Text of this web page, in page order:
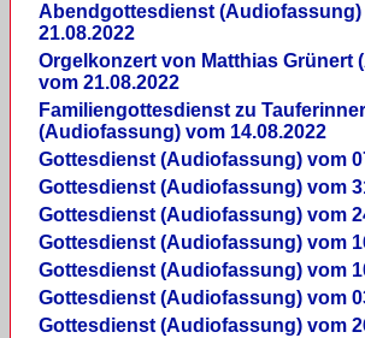
Abendgottesdienst (Audiofassung)
21.08.2022
Orgelkonzert von Matthias Grünert
vom 21.08.2022
Familiengottesdienst zu
(Audiofassung) vom 14.08.2022
Gottesdienst (Audiofassung) vom
Gottesdienst (Audiofassung) vom
Gottesdienst (Audiofassung) vom
Gottesdienst (Audiofassung) vom
Gottesdienst (Audiofassung) vom
Gottesdienst (Audiofassung) vom
Gottesdienst (Audiofassung) vom